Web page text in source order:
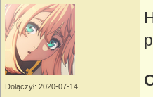
Dołączył: 2020-07-14